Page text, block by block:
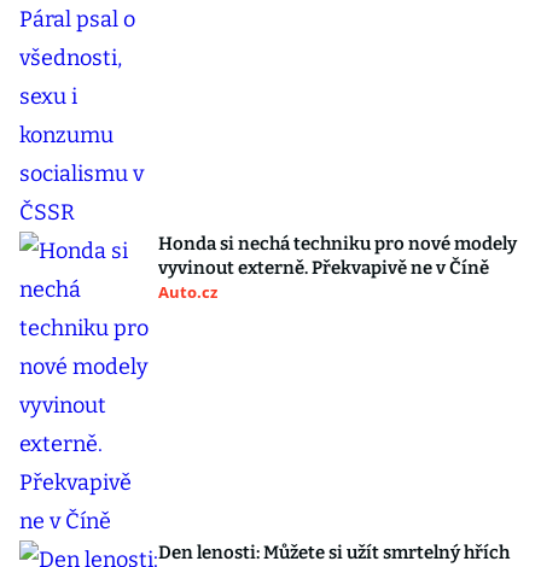
Honda si nechá techniku pro nové modely
vyvinout externě. Překvapivě ne v Číně
Auto.cz
Den lenosti: Můžete si užít smrtelný hřích